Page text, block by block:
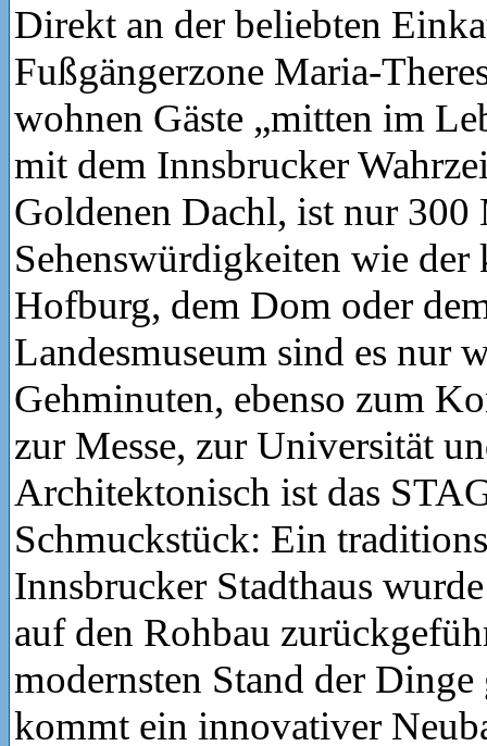
Direkt an der beliebten
Fußgängerzone Maria-
wohnen Gäste „mitten im
mit dem Innsbrucker
Goldenen Dachl, ist nur 300
Sehenswürdigkeiten wie der
Hofburg, dem Dom oder
Landesmuseum sind es nur
Gehminuten, ebenso zum
zur Messe, zur Universität
Architektonisch ist das
Schmuckstück: Ein
Innsbrucker Stadthaus
auf den Rohbau
modernsten Stand der
kommt ein innovativer